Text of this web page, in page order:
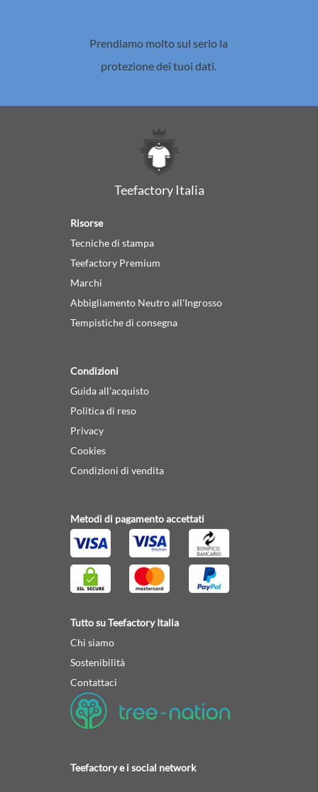
Prendiamo molto sul serio la
protezione dei tuoi dati.
Teefactory Italia
Risorse
Tecniche di stampa
Teefactory Premium
Marchi
Abbigliamento Neutro all'Ingrosso
Tempistiche di consegna
Condizioni
Guida all'acquisto
Politica di reso
Privacy
Cookies
Condizioni di vendita
Metodi di pagamento accettati
Tutto su Teefactory Italia
Chi siamo
Sostenibilità
Contattaci
Teefactory e i social network